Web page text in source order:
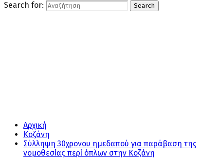
Search for: Search
Αρχική
Κοζάνη
Σύλληψη 30χρονου ημεδαπού για παράβαση της
νομοθεσίας περί όπλων στην Κοζάνη